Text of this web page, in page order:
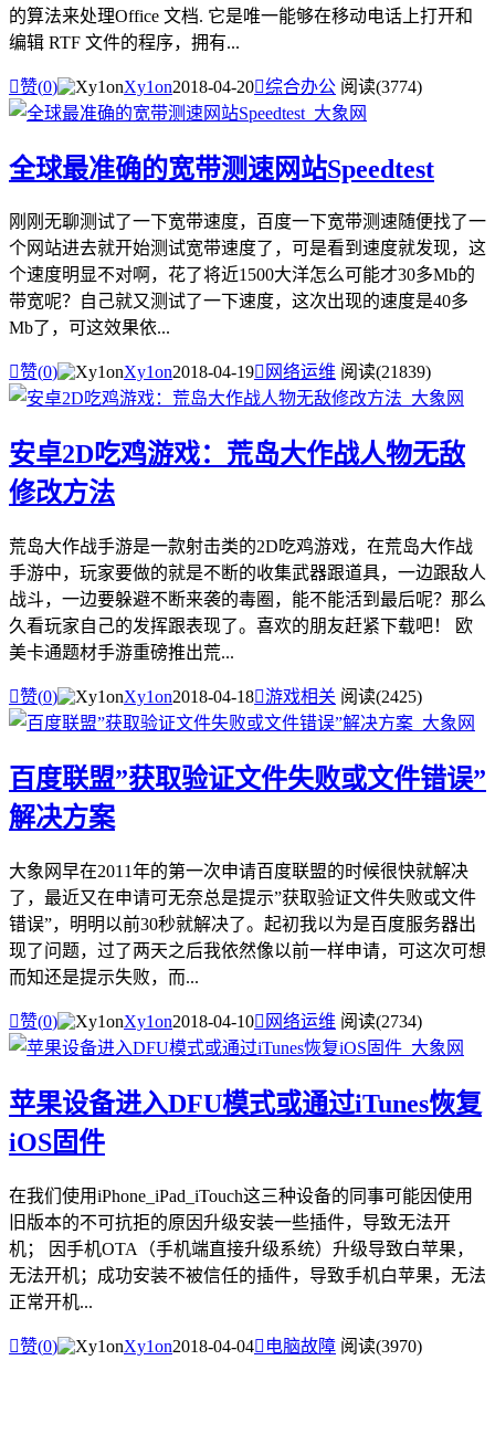
的算法来处理Office 文档. 它是唯一能够在移动电话上打开和
编辑 RTF 文件的程序，拥有...
赞(0) Xy1on2018-04-20综合办公 阅读(3774)
全球最准确的宽带测速网站Speedtest
刚刚无聊测试了一下宽带速度，百度一下宽带测速随便找了一
个网站进去就开始测试宽带速度了，可是看到速度就发现，这
个速度明显不对啊，花了将近1500大洋怎么可能才30多Mb的
带宽呢？自己就又测试了一下速度，这次出现的速度是40多
Mb了，可这效果依...
赞(0) Xy1on2018-04-19 网络运维 阅读(21839)
安卓2D吃鸡游戏：荒岛大作战人物无敌
修改方法
荒岛大作战手游是一款射击类的2D吃鸡游戏，在荒岛大作战
手游中，玩家要做的就是不断的收集武器跟道具，一边跟敌人
战斗，一边要躲避不断来袭的毒圈，能不能活到最后呢？那么
久看玩家自己的发挥跟表现了。喜欢的朋友赶紧下载吧！ 欧
美卡通题材手游重磅推出荒...
赞(0) Xy1on2018-04-18游戏相关 阅读(2425)
百度联盟”获取验证文件失败或文件错误”
解决方案
大象网早在2011年的第一次申请百度联盟的时候很快就解决
了，最近又在申请可无奈总是提示”获取验证文件失败或文件
错误”，明明以前30秒就解决了。起初我以为是百度服务器出
现了问题，过了两天之后我依然像以前一样申请，可这次可想
而知还是提示失败，而...
赞(0) Xy1on2018-04-10 网络运维 阅读(2734)
苹果设备进入DFU模式或通过iTunes恢复
iOS固件
在我们使用iPhone_iPad_iTouch这三种设备的同事可能因使用
旧版本的不可抗拒的原因升级安装一些插件，导致无法开
机； 因手机OTA（手机端直接升级系统）升级导致白苹果，
无法开机；成功安装不被信任的插件，导致手机白苹果，无法
正常开机...
赞(0) Xy1on2018-04-04 电脑故障 阅读(3970)